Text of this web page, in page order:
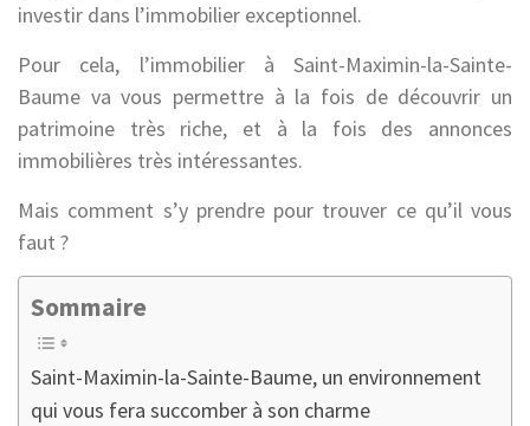
investir dans l’immobilier exceptionnel.
Pour cela, l’immobilier à Saint-Maximin-la-Sainte-
Baume va vous permettre à la fois de découvrir un
patrimoine très riche, et à la fois des annonces
immobilières très intéressantes.
Mais comment s’y prendre pour trouver ce qu’il vous
faut ?
Sommaire
Saint-Maximin-la-Sainte-Baume, un environnement
qui vous fera succomber à son charme